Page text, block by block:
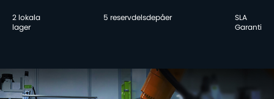
2 lokala
lager
5 reservdelsdepåer
SLA
Garanti